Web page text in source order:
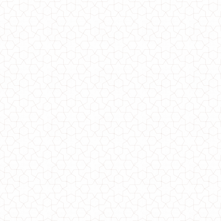
Женское короткое платье летнее свободного кроя
970.00грн.
Летнее женское платье с рукавом свободного кроя в полоску
770.00грн.
Повседневное женское платье свободного кроя большого размера
1250.00грн.